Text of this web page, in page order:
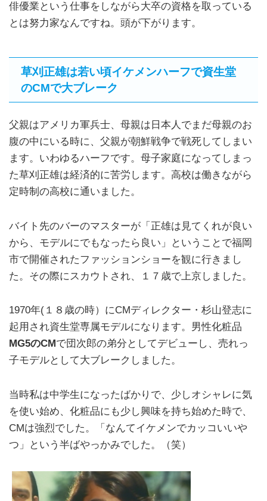
俳優業という仕事をしながら大卒の資格を取っている
とは努力家なんですね。頭が下がります。
草刈正雄は若い頃イケメンハーフで資生堂
のCMで大ブレーク
父親はアメリカ軍兵士、母親は日本人でまだ母親のお
腹の中にいる時に、父親が朝鮮戦争で戦死してしまい
ます。いわゆるハーフです。母子家庭になってしまっ
た草刈正雄は経済的に苦労します。高校は働きながら
定時制の高校に通いました。
バイト先のバーのマスターが「正雄は見てくれが良い
から、モデルにでもなったら良い」ということで福岡
市で開催されたファッションショーを観に行きまし
た。その際にスカウトされ、１７歳で上京しました。
1970年(１８歳の時）にCMディレクター・杉山登志に
起用され資生堂専属モデルになります。男性化粧品
MG5のCM で団次郎の弟分としてデビューし、売れっ
子モデルとして大ブレークしました。
当時私は中学生になったばかりで、少しオシャレに気
を使い始め、化粧品にも少し興味を持ち始めた時で、
CMは強烈でした。「なんてイケメンでカッコいいや
つ」という半ばやっかみでした。（笑）